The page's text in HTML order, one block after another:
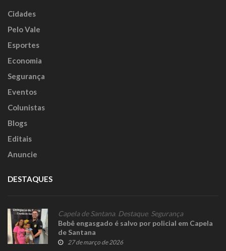
Cidades
Pelo Vale
Esportes
Economia
Segurança
Eventos
Colunistas
Blogs
Editais
Anuncie
DESTAQUES
Capela de Santana, Destaque, Segurança
Bebê engasgado é salvo por policial em Capela
de Santana
27 de março de 2026